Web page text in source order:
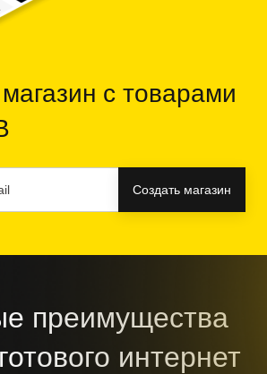
c товарами
Создать магазин
преимущества
интернет